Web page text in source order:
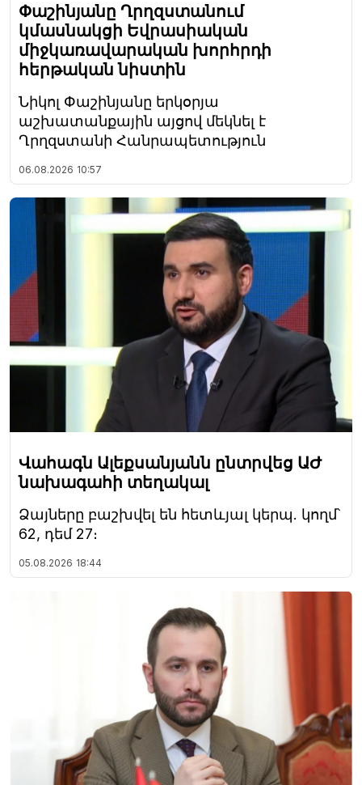
Փաշինյանը Ղրղզստանում
կմասնակցի Եվրասիական
միջկառավարական խորհրդի
հերթական նիստին
Նիկոլ Փաշինյանը երկօրյա
աշխատանքային այցով մեկնել է
Ղրղզստանի Հանրապետություն
06.08.2026 10:57
Վահագն Ալեքսանյանն ընտրվեց ԱԺ
նախագահի տեղակալ
Ձայները բաշխվել են հետևյալ կերպ. կողմ՝
62, դեմ 27։
05.08.2026 18:44